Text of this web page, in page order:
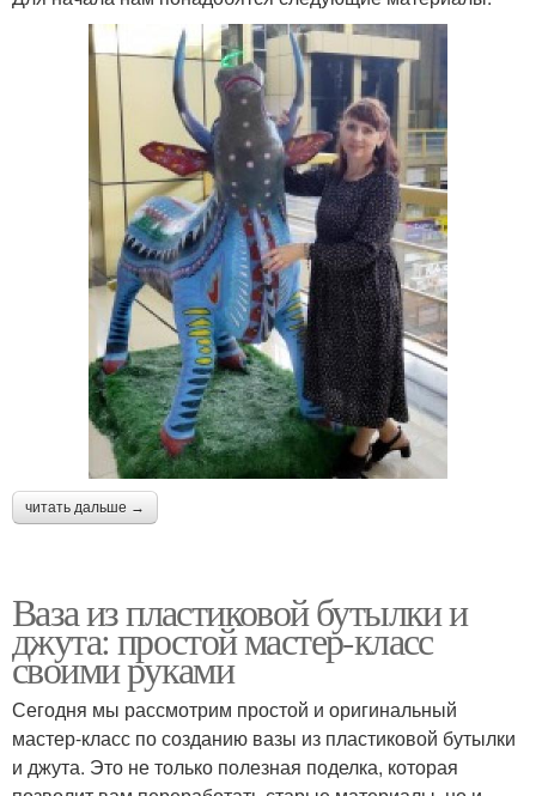
читать дальше →
Ваза из пластиковой бутылки и
джута: простой мастер-класс
своими руками
Сегодня мы рассмотрим простой и оригинальный
мастер-класс по созданию вазы из пластиковой бутылки
и джута. Это не только полезная поделка, которая